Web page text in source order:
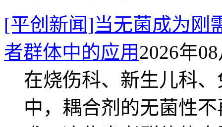
[平创新闻]当无菌成为
者群体中的应用2026年
在烧伤科、新生儿科
中，耦合剂的无菌性